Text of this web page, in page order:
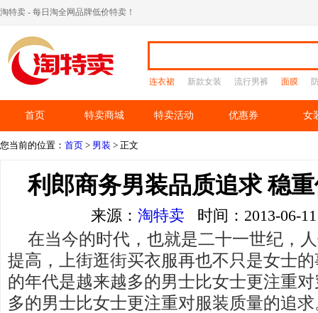
淘特卖 - 每日淘全网品牌低价特卖！
连衣裙 新款女装 流行男裤 面膜
首页 特卖商城 特卖活动 优惠券 女
您当前的位置： 首页 > 男装 > 正文
利郎商务男装品质追求 稳
来源： 淘特卖 时间：2013-06-
在当今的时代，也就是二十一世纪，
提高，上街逛街买衣服再也不只是女士
的年代是越来越多的男士比女士更注重
多的男士比女士更注重对服装质量的追